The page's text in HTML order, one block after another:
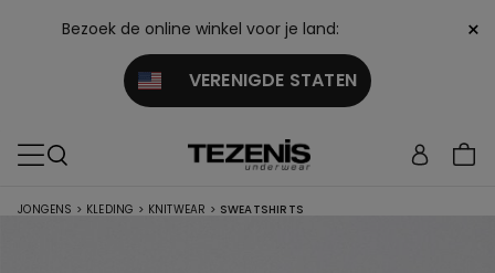
Bezoek de online winkel voor je land:
VERENIGDE STATEN
×
JONGENS > KLEDING > KNITWEAR > SWEATSHIRTS